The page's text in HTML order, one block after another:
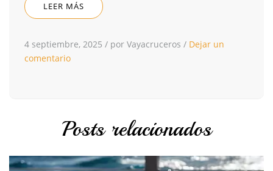
LEER MÁS
4 septiembre, 2025 / por Vayacruceros / Dejar un
comentario
Posts relacionados